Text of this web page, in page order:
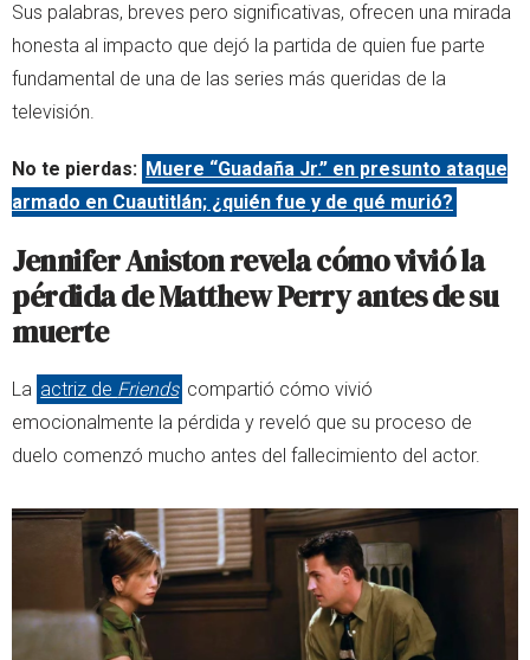
Sus palabras, breves pero significativas, ofrecen una mirada
honesta al impacto que dejó la partida de quien fue parte
fundamental de una de las series más queridas de la
televisión.
No te pierdas: Muere “Guadaña Jr.” en presunto ataque
armado en Cuautitlán; ¿quién fue y de qué murió?
Jennifer Aniston revela cómo vivió la
pérdida de Matthew Perry antes de su
muerte
La actriz de Friends compartió cómo vivió
emocionalmente la pérdida y reveló que su proceso de
duelo comenzó mucho antes del fallecimiento del actor.